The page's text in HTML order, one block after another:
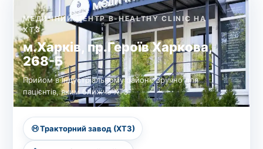
МЕДИЧНИЙ ЦЕНТР B-HEALTHY CLINIC НА
ХТЗ
м.Харків, пр.Героїв Харкова,
268-Б
Прийом в Індустріальному районі. Зручно для
пацієнтів, яким ближче ХТЗ.
Тракторний завод (ХТЗ)